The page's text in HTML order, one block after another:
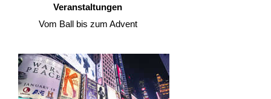
Veranstaltungen
Vom Ball bis zum Advent